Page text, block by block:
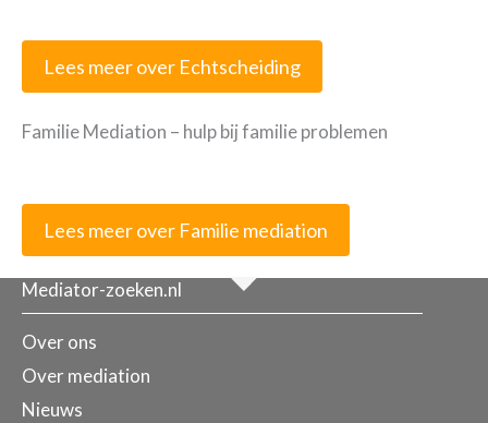
Lees meer over Echtscheiding
Familie Mediation – hulp bij familie problemen
Lees meer over Familie mediation
Mediator-zoeken.nl
Over ons
Over mediation
Nieuws